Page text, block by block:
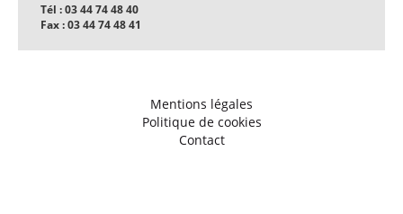
Tél : 03 44 74 48 40
Fax : 03 44 74 48 41
Mentions légales
Politique de cookies
Contact